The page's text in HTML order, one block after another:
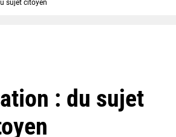
sujet citoyen
: du sujet